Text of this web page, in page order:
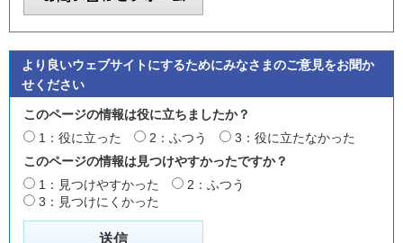
より良いウェブサイトにするためにみなさまのご意見をお聞か
せください
このページの情報は役に立ちましたか？
1：役に立った
2：ふつう
3：役に立たなかった
このページの情報は見つけやすかったですか？
1：見つけやすかった
2：ふつう
3：見つけにくかった